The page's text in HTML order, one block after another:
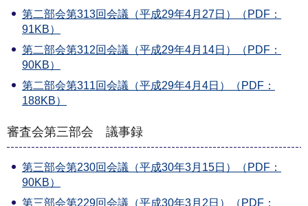
第二部会第313回会議（平成29年4月27日）（PDF：
91KB）
第二部会第312回会議（平成29年4月14日）（PDF：
90KB）
第二部会第311回会議（平成29年4月4日）（PDF：
188KB）
審査会第三部会 議事録
第三部会第230回会議（平成30年3月15日）（PDF：
90KB）
第三部会第229回会議（平成30年3月2日）（PDF：